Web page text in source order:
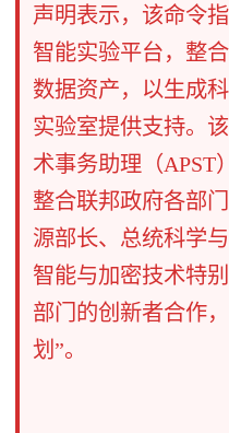
声明表示，该命令
智能实验平台，整
数据资产，以生成
实验室提供支持。
术事务助理（APST
整合联邦政府各部
源部长、总统科学
智能与加密技术特
部门的创新者合作
划”。